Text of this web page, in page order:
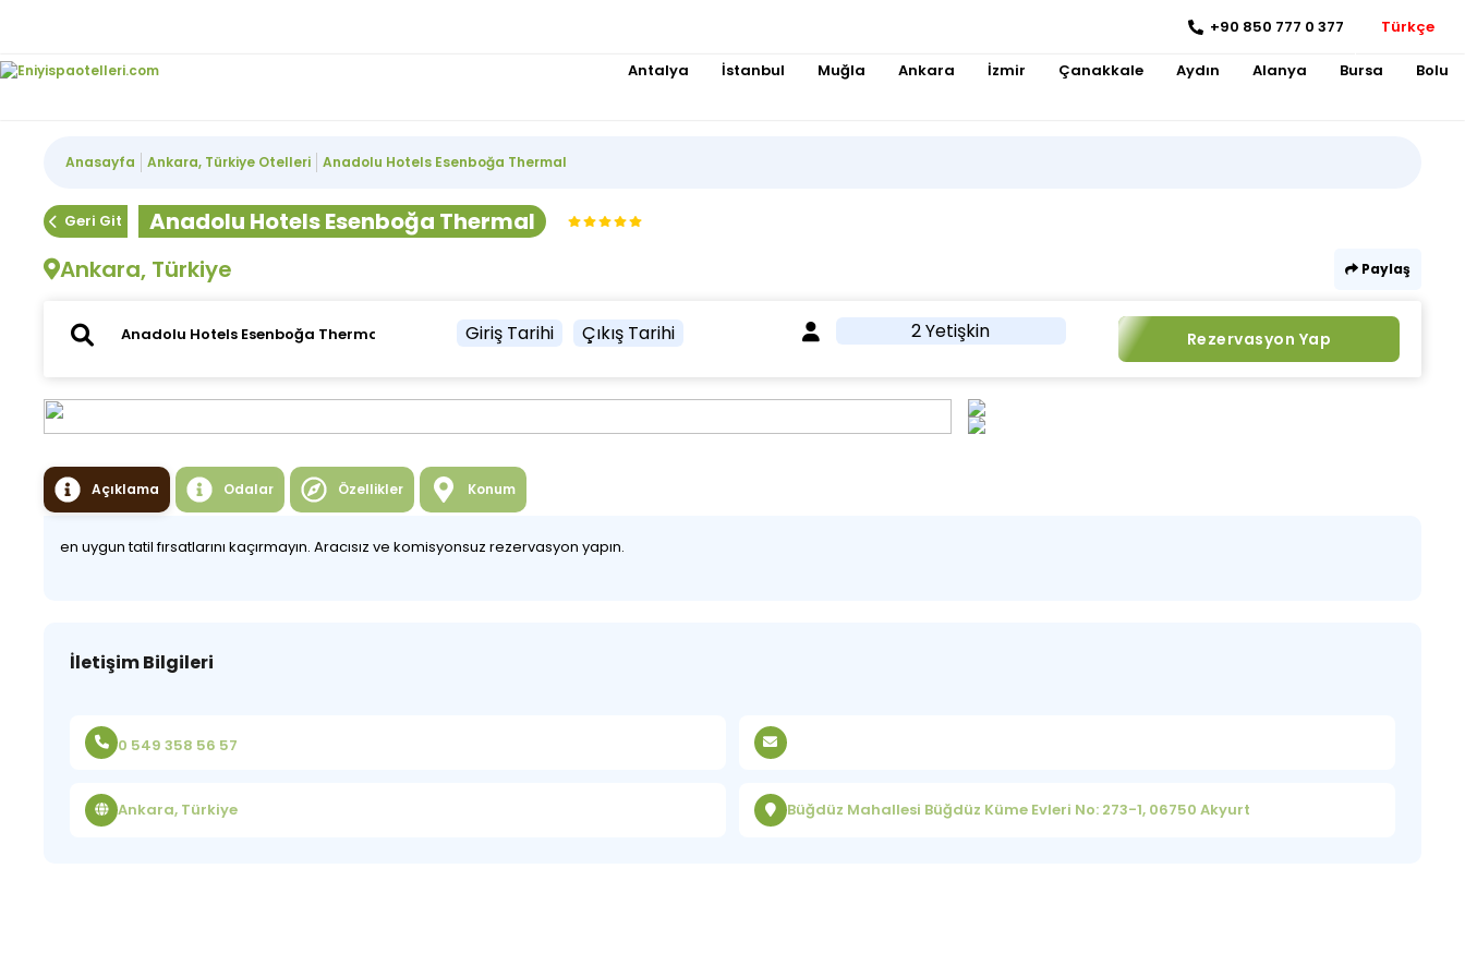
+90 850 777 0 377 Türkçe
Antalya İstanbul Muğla Ankara İzmir Çanakkale Aydın Alanya Bursa Bolu
Anasayfa Ankara, Türkiye Otelleri Anadolu Hotels Esenboğa Thermal
Geri Git
Anadolu Hotels Esenboğa Thermal
Ankara, Türkiye
Paylaş
Giriş Tarihi Çıkış Tarihi 2 Yetişkin Rezervasyon Yap
Açıklama Odalar Özellikler Konum
en uygun tatil fırsatlarını kaçırmayın. Aracısız ve komisyonsuz rezervasyon yapın.
İletişim Bilgileri
0 549 358 56 57
Ankara, Türkiye Büğdüz Mahallesi Büğdüz Küme Evleri No: 273-1, 06750 Akyurt